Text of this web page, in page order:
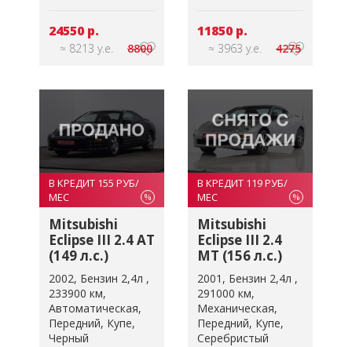
24550 р.
≈ 8213 у.е. 8800
11850 р.
≈ 3963 у.е. 4275
В КРЕДИТ 155 РУБ/
МЕС
%
Mitsubishi
Eclipse III 2.4 AT
(149 л.с.)
2002 Бензин 2,4л
233900 км
Автоматическая
Передний Купе
Черный
В КРЕДИТ 119 РУБ/
МЕС
%
Mitsubishi
Eclipse III 2.4
MT (156 л.с.)
2001
Бензин 2,4л
291000 км
Механическая
Передний Купе
Серебристый